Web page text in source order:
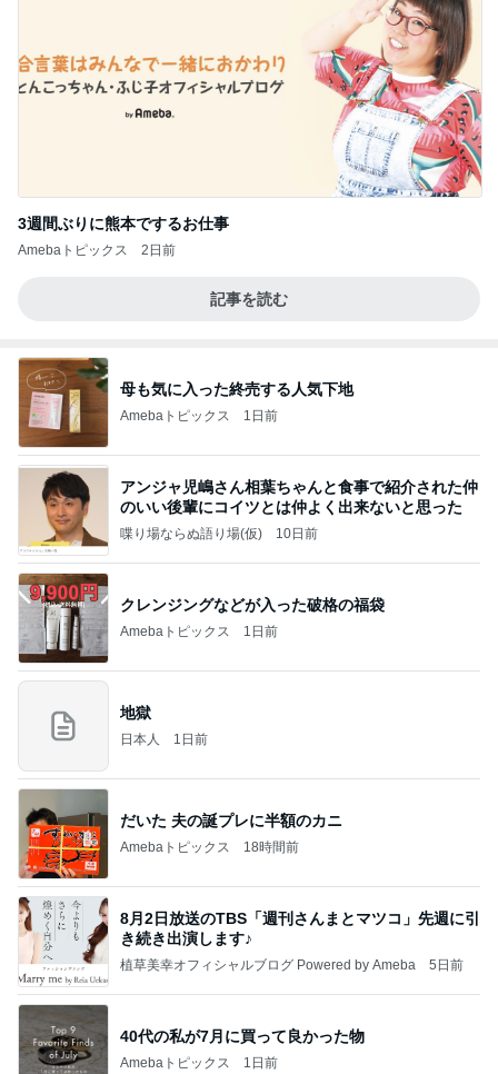
3週間ぶりに熊本でするお仕事
Amebaトピックス 2日前
記事を読む
母も気に入った終売する人気下地
Amebaトピックス 1日前
アンジャ児嶋さん相葉ちゃんと食事で紹介された仲
のいい後輩にコイツとは仲よく出来ないと思った
喋り場ならぬ語り場(仮) 10日前
クレンジングなどが入った破格の福袋
Amebaトピックス 1日前
地獄
日本人 1日前
だいた 夫の誕プレに半額のカニ
Amebaトピックス 18時間前
8月2日放送のTBS「週刊さんまとマツコ」先週に引
き続き出演します♪
植草美幸オフィシャルブログ Powered by Ameba 5日前
40代の私が7月に買って良かった物
Amebaトピックス 1日前